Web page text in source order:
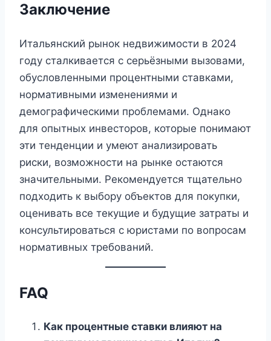
Заключение
Итальянский рынок недвижимости в 2024
году сталкивается с серьёзными вызовами,
обусловленными процентными ставками,
нормативными изменениями и
демографическими проблемами. Однако
для опытных инвесторов, которые понимают
эти тенденции и умеют анализировать
риски, возможности на рынке остаются
значительными. Рекомендуется тщательно
подходить к выбору объектов для покупки,
оценивать все текущие и будущие затраты и
консультироваться с юристами по вопросам
нормативных требований.
FAQ
Как процентные ставки влияют на